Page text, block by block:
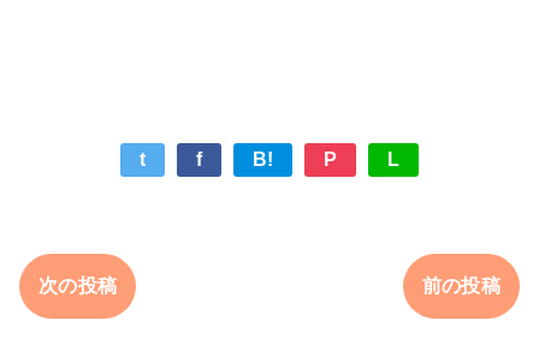
t f B! P L
次の投稿 前の投稿